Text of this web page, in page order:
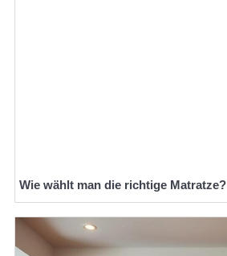
Wie wählt man die richtige Matratze?